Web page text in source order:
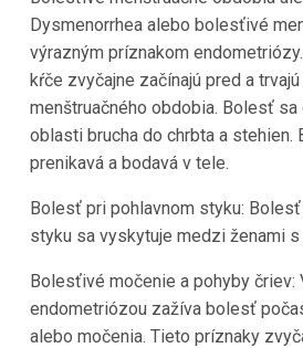
Dysmenorrhea alebo bolesťivé
výrazným príznakom
kŕče zvyčajne začínajú pred a
menštruačného obdobia. Bolesť
oblasti brucha do chrbta a stehien.
prenikavá a bodavá v tele.
Bolesť pri pohlavnom styku:
styku sa vyskytuje medzi ženami
Bolesťivé močenie a pohyby čriev:
endometriózou zažíva bolesť
alebo močenia. Tieto príznaky